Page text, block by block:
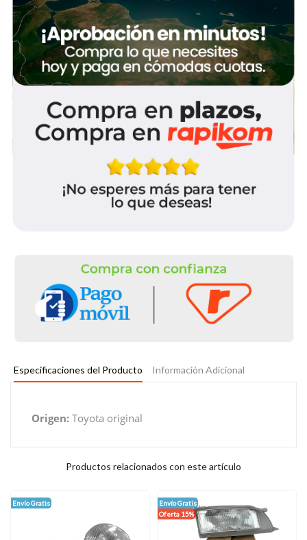
Especificaciones del Producto Información Adicional
Origen: Toyota original
Productos relacionados con este artículo
Envío Gratis
Envío Gratis
Oferta 15%